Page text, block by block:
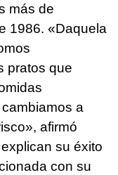
más de
1986. «Daquela
pratos que
a
», afirmó
su éxito
con su